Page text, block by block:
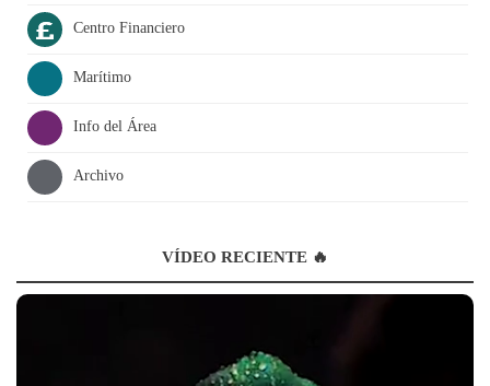
Centro Financiero
Marítimo
Info del Área
Archivo
VÍDEO RECIENTE 🔥